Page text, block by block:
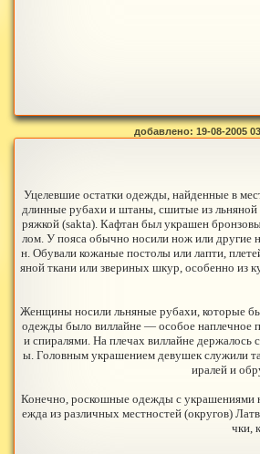
добавлено: 19-08-2005
Уцелевшие остатки одежды, найденные в
длинные рубахи и штаны, сшитые из льняной
ряжкой (sakta). Кафтан был украшен
лом. У пояса обычно носили нож или другие
н. Обували кожаные постолы или лапти,
яной ткани или звериных шкур, особенно из
Женщины носили льняные рубахи, которые
одежды было виллайне — особое наплечное
и спиралями. На плечах виллайне
ы. Головным украшением девушек служили
иралей и
Конечно, роскошные одежды с украшениями
ежда из различных местностей (округов)
чки,